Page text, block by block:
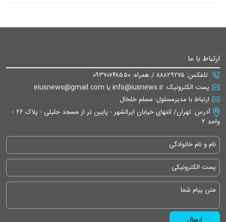
ارتباط با ما
تلفکس: ۸۸۸۲۹۲۷۵ / همراه: ۰۹۳۷۰۷۴۸۵۵۰
پست الکترونیک: info@iusnews.ir یا eiusnews@gmail.com
ارتباط با مدیرمسئول: مسلم خلخال
آدرس: تهران/ انتهای خیابان ایرانشهر - پایین تر از مسجد جلیلی - پلاک ۲۶ -
واحد ۲